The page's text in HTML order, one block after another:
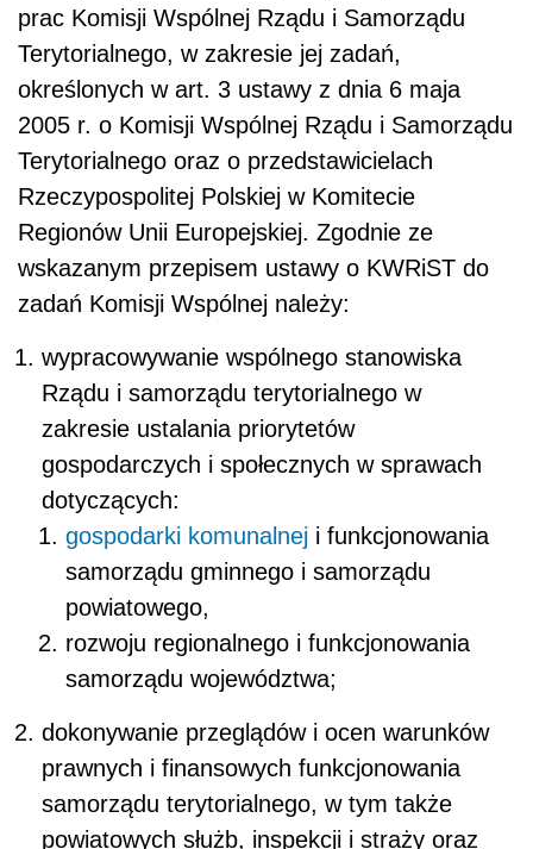
prac Komisji Wspólnej Rządu i Samorządu
Terytorialnego, w zakresie jej zadań,
określonych w art. 3 ustawy z dnia 6 maja
2005 r. o Komisji Wspólnej Rządu i Samorządu
Terytorialnego oraz o przedstawicielach
Rzeczypospolitej Polskiej w Komitecie
Regionów Unii Europejskiej. Zgodnie ze
wskazanym przepisem ustawy o KWRiST do
zadań Komisji Wspólnej należy:
wypracowywanie wspólnego stanowiska
Rządu i samorządu terytorialnego w
zakresie ustalania priorytetów
gospodarczych i społecznych w sprawach
dotyczących:
gospodarki komunalnej i funkcjonowania
samorządu gminnego i samorządu
powiatowego,
rozwoju regionalnego i funkcjonowania
samorządu województwa;
dokonywanie przeglądów i ocen warunków
prawnych i finansowych funkcjonowania
samorządu terytorialnego, w tym także
powiatowych służb, inspekcji i straży oraz